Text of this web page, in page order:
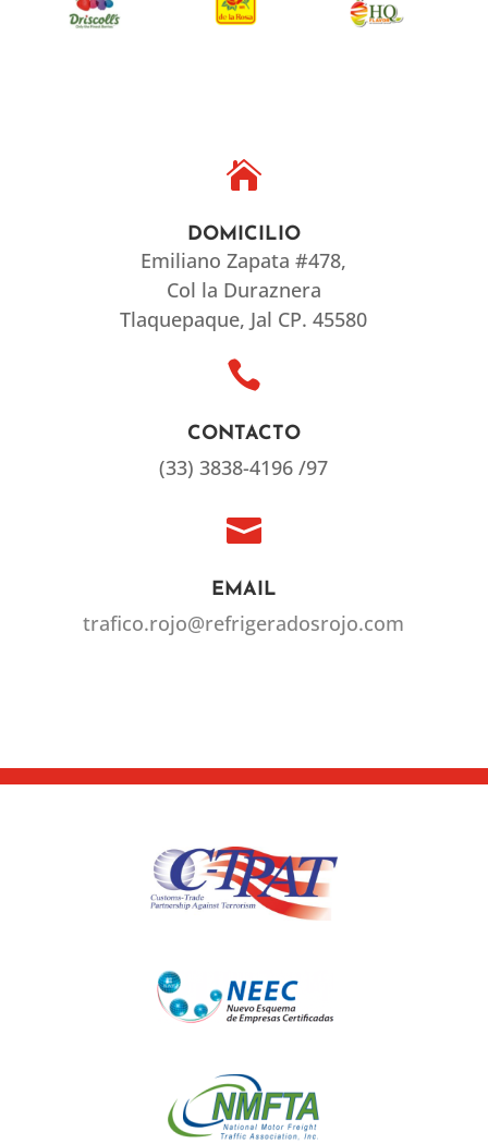

DOMICILIO
Emiliano Zapata #478,
Col la Duraznera
Tlaquepaque, Jal CP. 45580

CONTACTO
(33) 3838-4196 /97

EMAIL
trafico.rojo@refrigeradosrojo.com